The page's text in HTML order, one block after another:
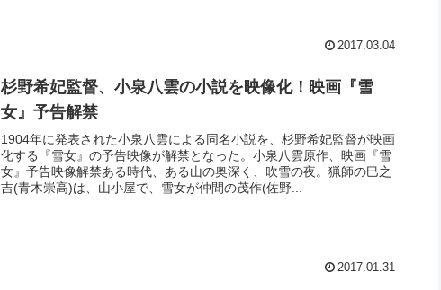
2017.03.04
杉野希妃監督、小泉八雲の小説を映像化！映画『雪
女』予告解禁
1904年に発表された小泉八雲による同名小説を、杉野希妃監督が映画
化する『雪女』の予告映像が解禁となった。小泉八雲原作、映画『雪
女』予告映像解禁ある時代、ある山の奥深く、吹雪の夜。猟師の巳之
吉(青木崇高)は、山小屋で、雪女が仲間の茂作(佐野...
2017.01.31